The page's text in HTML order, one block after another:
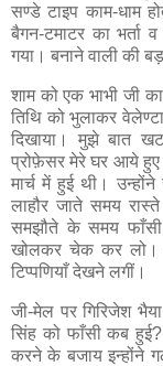
सण्डे टाइप काम-धाम
बैगन-टमाटर का
गया। बनाने वाली की
शाम को एक भाभी जी
तिथि को भुलाकर
दिखाया। मुझे बात
प्रोफ़ेसर मेरे घर आये हुए
मार्च में हुई थी।
लाहौर जाते समय रास्ते
समझौते के समय फाँसी
खोलकर चेक कर लो।
टिप्पणियाँ देखने लगीं।
जी-मेल पर गिरिजेश
सिंह को फाँसी कब हुई?
करने के बजाय इन्होंने